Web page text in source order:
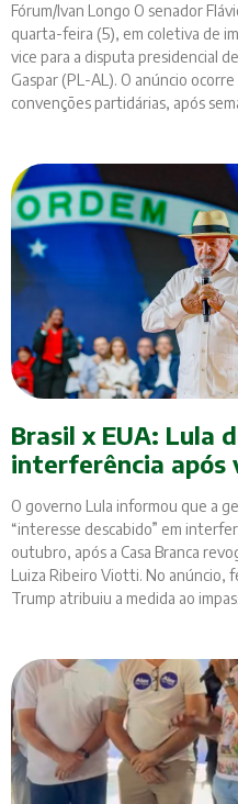
Fórum/Ivan Longo O senador
quarta-feira (5), em coletiva de
vice para a disputa presidencial
Gaspar (PL-AL). O anúncio
convenções partidárias, após
Brasil x EUA: Lula
interferência após
O governo Lula informou que a
“interesse descabido” em
outubro, após a Casa Branca
Luiza Ribeiro Viotti. No anúncio,
Trump atribuiu a medida ao